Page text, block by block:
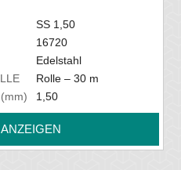
SS 1,50
16720
Edelstahl
Rolle – 30 m
1,50